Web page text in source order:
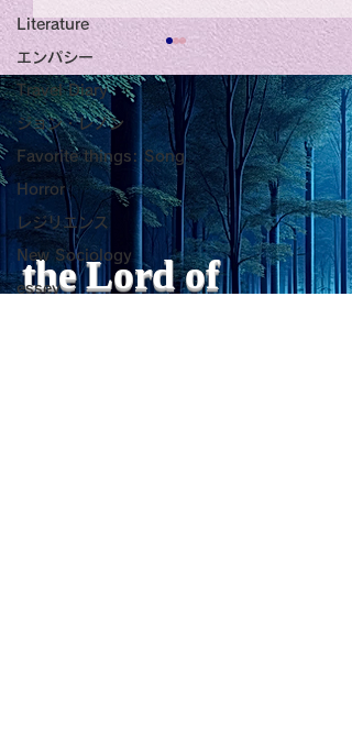
Literature
エンパシー
Travel Diary
ジョン・レノン
Favorite things: Song
Horror
レジリエンス
New Sociology
essey
Title: Death Affirmation
as a Generator of
Mental Vitality
AbstractThis paper argues
that “death affirmation” is
fundamentally different
from the classical
psychological concept of
“death acceptance.”
the Lord of